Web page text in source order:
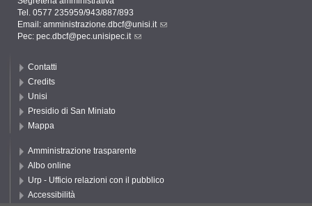
Tel. 0577 235959/943/887/893
Email: amministrazione.dbcf@unisi.it
Pec: pec.dbcf@pec.unisipec.it
Contatti
Credits
Unisi
Presidio di San Miniato
Mappa
Amministrazione trasparente
Albo online
Urp - Ufficio relazioni con il pubblico
Accessibilità